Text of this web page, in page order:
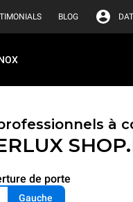
BLOG
à
de porte
Gauche